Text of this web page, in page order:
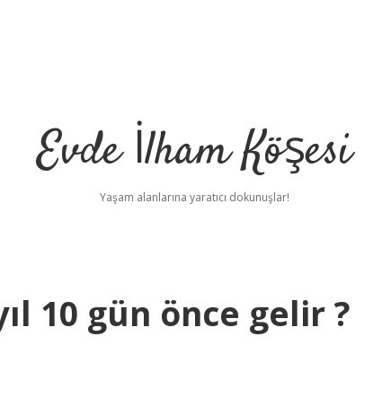
Evde İlham Köşesi
Yaşam alanlarına yaratıcı dokunuşlar!
10 gün önce gelir ?